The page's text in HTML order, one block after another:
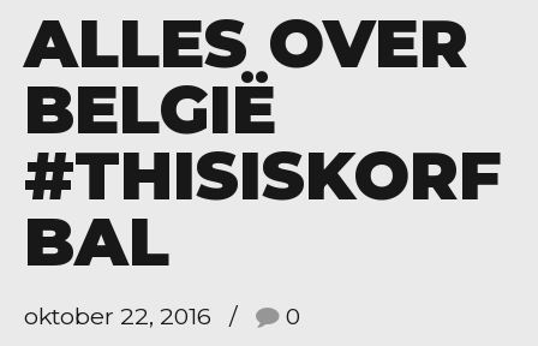
ALLES OVER
BELGIË
#THISISKORF
BAL
oktober 22, 2016 0